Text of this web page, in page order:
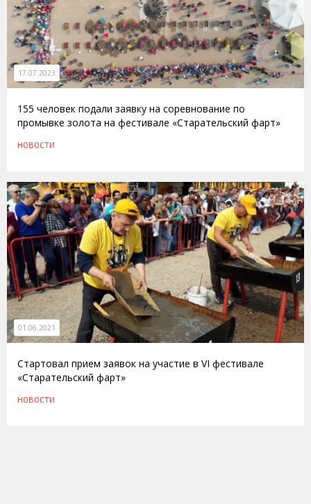
17.07.2023
155 человек подали заявку на соревнование по
промывке золота на фестивале «Старательский фарт»
НОВОСТИ
01.06.2021
Стартовал прием заявок на участие в VI фестивале
«Старательский фарт»
НОВОСТИ